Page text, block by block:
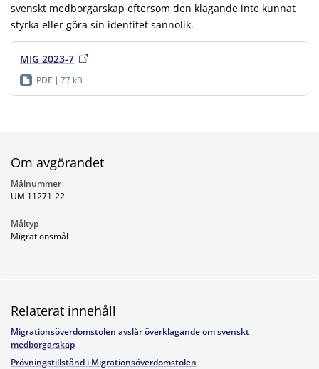
svenskt medborgarskap eftersom den klagande inte kunnat
styrka eller göra sin identitet sannolik.
MIG 2023-7
PDF 77 kB
Om avgörandet
Målnummer
UM 11271-22
Måltyp
Migrationsmål
Relaterat innehåll
Migrationsöverdomstolen avslår överklagande om svenskt
medborgarskap
Prövningstillstånd i Migrationsöverdomstolen